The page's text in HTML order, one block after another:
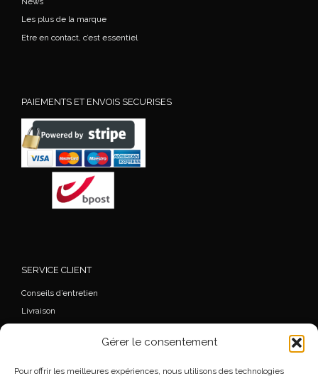
Gérer le consentement
Pour offrir les meilleures expériences, nous utilisons des technologies
Les plus de la marque
Etre en contact, c’est essentiel
PAIEMENTS ET ENVOIS SECURISES
SERVICE CLIENT
Conseils d’entretien
Livraison